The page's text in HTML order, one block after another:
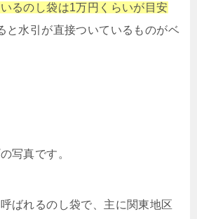
るのし袋は1万円くらいが目安
と水引が直接ついているものがベ
写真です。
ばれるのし袋で、主に関東地区